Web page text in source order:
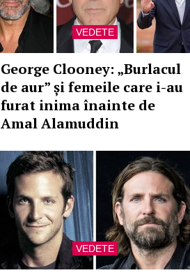
VEDETE
George Clooney: „Burlacul
de aur” și femeile care i-au
furat inima înainte de
Amal Alamuddin
VEDETE